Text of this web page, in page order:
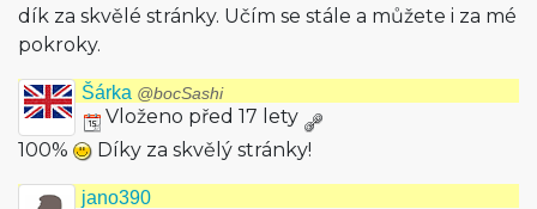
dík za skvělé stránky. Učím se stále a můžete i za mé
pokroky.
Šárka @bocSashi
Vloženo před 17 lety
100%
Díky za skvělý stránky!
jano390